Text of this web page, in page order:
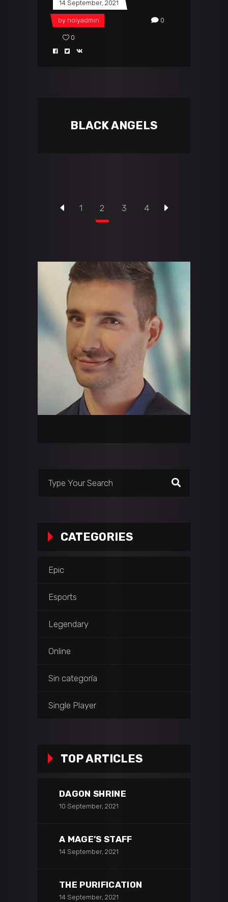
14 September, 2021
by holyadmin 0
0
BLACK ANGELS
1 2 3 4
CATEGORIES
Epic
Esports
Legendary
Online
Sin categoría
Single Player
TOP ARTICLES
DAGON SHRINE
10 September, 2021
A MAGE’S STAFF
14 September, 2021
THE PURIFICATION
14 September, 2021